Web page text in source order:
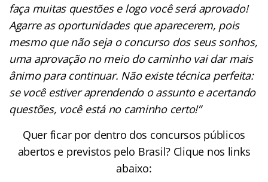
faça muitas questões e logo você será aprovado!
Agarre as oportunidades que aparecerem, pois
mesmo que não seja o concurso dos seus sonhos,
uma aprovação no meio do caminho vai dar mais
ânimo para continuar. Não existe técnica perfeita:
se você estiver aprendendo o assunto e acertando
questões, você está no caminho certo!”
Quer ficar por dentro dos concursos públicos
abertos e previstos pelo Brasil? Clique nos links
abaixo: